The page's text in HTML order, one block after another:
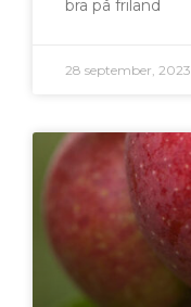
bra på friland
28 september, 2023